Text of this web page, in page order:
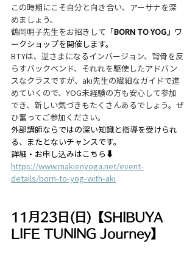
この時期にこそ自分と向き合い、アーサナを深
めましょう。
鶴岡明子先生をお招きして「BORN TO YOG」 ワ
ークショップを開催します。
BTYは、逆さまになるインバージョン、背骨を反
らすバックベンド、それれを駆使したアドバン
スなクラスですが、aki先生の繊細なガイドで進
めていくので、YOG未経験の方も安心して参加
でき、新しい気づきもたくさんあるでしょう。ぜ
ひ奮ってご参加ください。
外部講師ならではの深い知識と指導を受けられ
る、またとないチャンスです。
詳細・お申し込みはこちら⬇️
https://www.makienyoga.net/event-
details/born-to-yog-with-aki
11月23日(日)【SHIBUYA
LIFE TUNING Journey】